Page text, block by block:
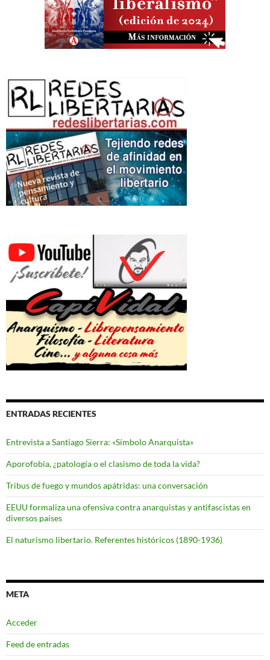
ENTRADAS RECIENTES
Entrevista a Santiago Sierra: «Símbolo Anarquista»
Aporofobia, ¿patología o el clasismo de toda la vida?
Tribus de fuego y mundos apátridas: una conversación
EEUU formaliza una ofensiva contra anarquistas y antifascistas en
diversos países
El naturismo libertario. Referentes históricos (1890-1936)
META
Acceder
Feed de entradas